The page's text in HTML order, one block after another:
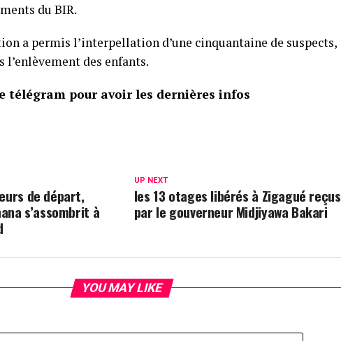
du BIR.
a permis l’interpellation d’une cinquantaine de suspects,
des enfants.
télégram pour avoir les dernières infos
UP NEXT
les 13 otages libérés à Zigagué reçus
par le gouverneur Midjiyawa Bakari
de départ,
s’assombrit à
YOU MAY LIKE